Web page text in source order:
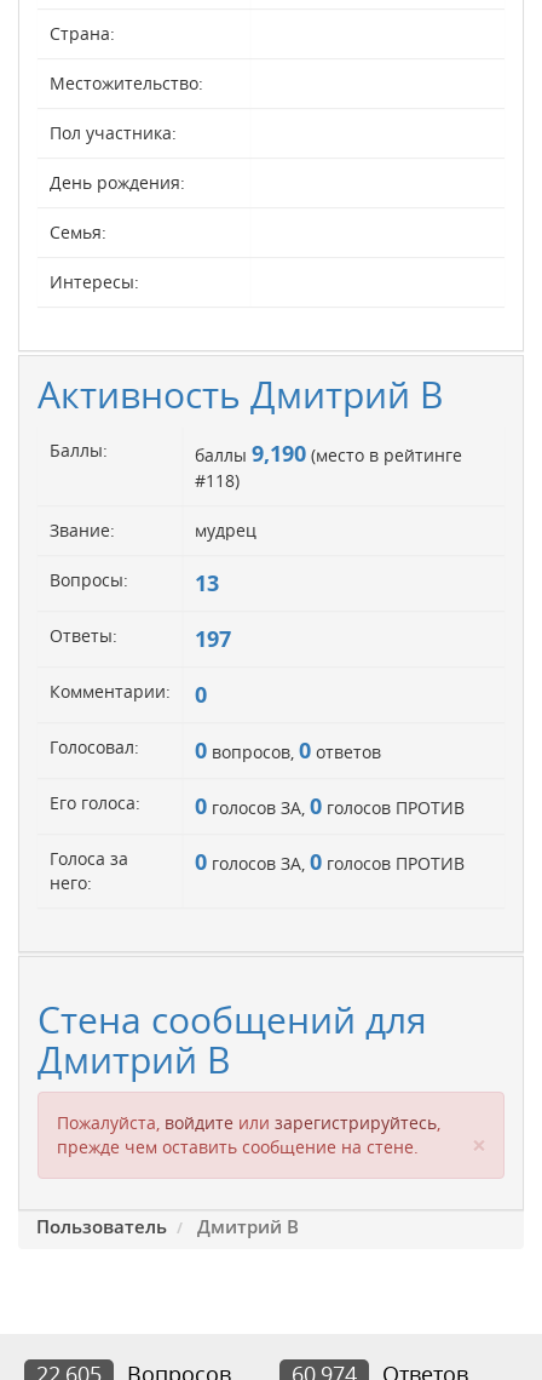
Страна:
Местожительство:
Пол участника:
День рождения:
Семья:
Интересы:
Активность Дмитрий В
Баллы: баллы 9,190 (место в рейтинге
#118)
Звание: мудрец
Вопросы: 13
Ответы: 197
Комментарии: 0
Голосовал: 0 вопросов, 0 ответов
Его голоса: 0 голосов ЗА, 0 голосов ПРОТИВ
Голоса за
него:
0 голосов ЗА, 0 голосов ПРОТИВ
Стена сообщений для
Дмитрий В
Пожалуйста, войдите или зарегистрируйтесь,
прежде чем оставить сообщение на стене.
×
Пользователь Дмитрий В
22,605 Вопросов 60,974 Ответов